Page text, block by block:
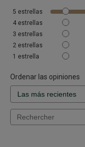
5 estrellas
4 estrellas
3 estrellas
2 estrellas
1 estrella
Ordenar las opiniones